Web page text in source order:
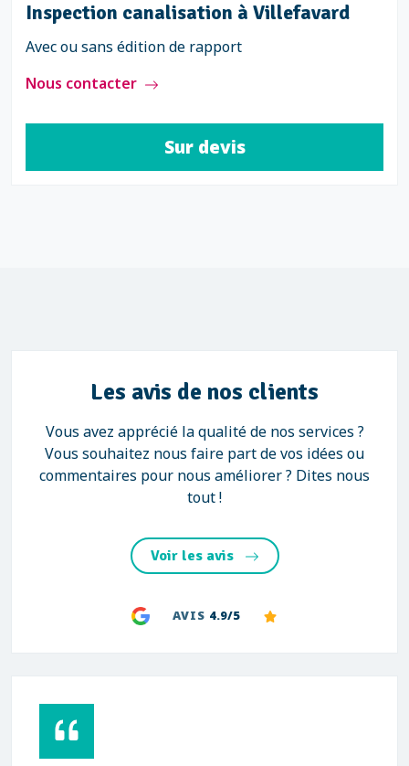
Inspection canalisation à Villefavard
Avec ou sans édition de rapport
Nous contacter
Sur devis
Les avis de nos clients
Vous avez apprécié la qualité de nos services ?
Vous souhaitez nous faire part de vos idées ou
commentaires pour nous améliorer ? Dites nous
tout !
Voir les avis
AVIS 4.9/5